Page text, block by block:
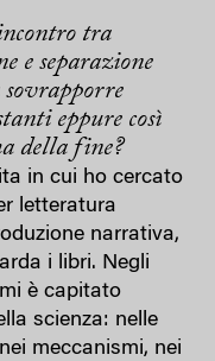
tra
e separazione
eppure così
della fine?
in cui ho cercato
letteratura
narrativa,
i libri. Negli
è capitato
scienza: nelle
meccanismi, nei